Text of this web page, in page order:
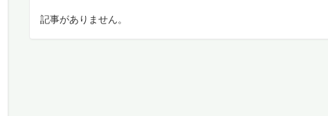
記事がありません。